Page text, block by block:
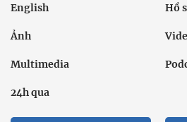
English Hồ
Ảnh
Multimedia
24h qua